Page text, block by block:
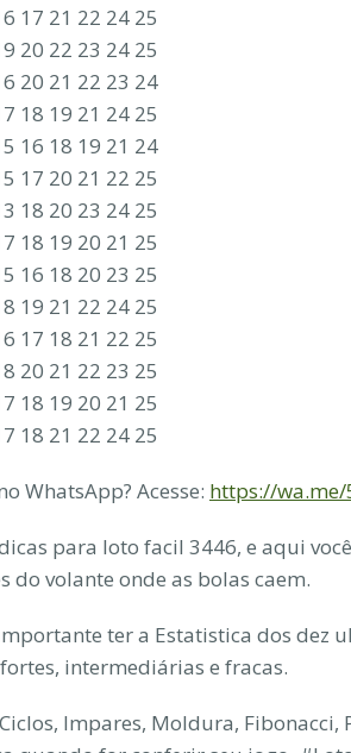
17 21 22 24 25
20 22 23 24 25
20 21 22 23 24
18 19 21 24 25
16 18 19 21 24
17 20 21 22 25
18 20 23 24 25
18 19 20 21 25
16 18 20 23 25
19 21 22 24 25
17 18 21 22 25
20 21 22 23 25
18 19 20 21 25
18 21 22 24 25
WhatsApp? Acesse: https://
para loto facil 3446, e aqui
do volante onde as bolas caem.
ter a Estatistica dos dez
intermediárias e fracas.
Impares, Moldura, Fibonacci,